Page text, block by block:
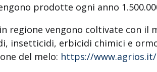
prodotte ogni anno
regione vengono coltivate con
insetticidi, erbicidi chimici e
del melo: https://